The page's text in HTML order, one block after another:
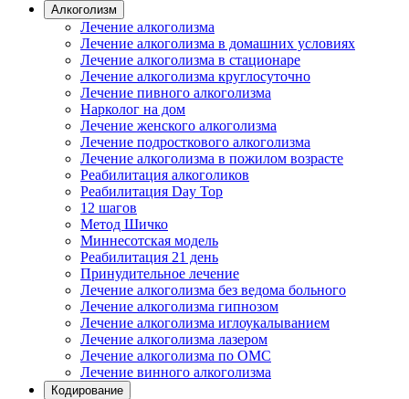
Алкоголизм
Лечение алкоголизма
Лечение алкоголизма в домашних условиях
Лечение алкоголизма в стационаре
Лечение алкоголизма круглосуточно
Лечение пивного алкоголизма
Нарколог на дом
Лечение женского алкоголизма
Лечение подросткового алкоголизма
Лечение алкоголизма в пожилом возрасте
Реабилитация алкоголиков
Реабилитация Day Top
12 шагов
Метод Шичко
Миннесотская модель
Реабилитация 21 день
Принудительное лечение
Лечение алкоголизма без ведома больного
Лечение алкоголизма гипнозом
Лечение алкоголизма иглоукалыванием
Лечение алкоголизма лазером
Лечение алкоголизма по ОМС
Лечение винного алкоголизма
Кодирование